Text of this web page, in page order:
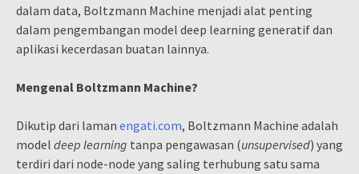
dalam data, Boltzmann Machine menjadi alat penting
dalam pengembangan model deep learning generatif dan
aplikasi kecerdasan buatan lainnya.
Mengenal Boltzmann Machine?
Dikutip dari laman engati.com, Boltzmann Machine adalah
model deep learning tanpa pengawasan (unsupervised) yang
terdiri dari node-node yang saling terhubung satu sama